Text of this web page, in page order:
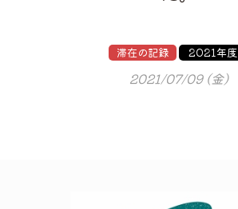
滞在の記録 2021年度
2021/07/09 (金)